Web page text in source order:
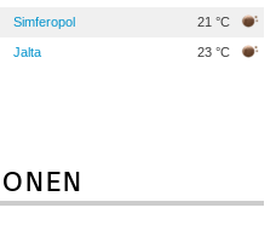
Simferopol 21 °C
Jalta
23 °C